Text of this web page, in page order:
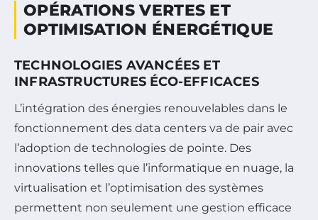
OPÉRATIONS VERTES ET
OPTIMISATION ÉNERGÉTIQUE
TECHNOLOGIES AVANCÉES ET
INFRASTRUCTURES ÉCO-EFFICACES
L’intégration des énergies renouvelables dans le
fonctionnement des data centers va de pair avec
l’adoption de technologies de pointe. Des
innovations telles que l’informatique en nuage, la
virtualisation et l’optimisation des systèmes
permettent non seulement une gestion efficace